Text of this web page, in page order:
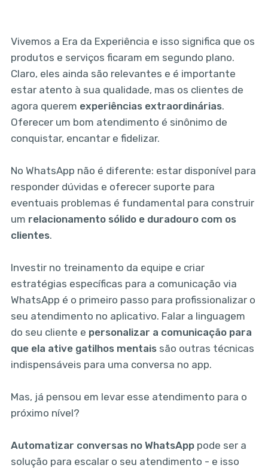
Vivemos a Era da Experiência e isso significa que os
produtos e serviços ficaram em segundo plano.
Claro, eles ainda são relevantes e é importante
estar atento à sua qualidade, mas os clientes de
agora querem experiências extraordinárias.
Oferecer um bom atendimento é sinônimo de
conquistar, encantar e fidelizar.
No WhatsApp não é diferente: estar disponível para
responder dúvidas e oferecer suporte para
eventuais problemas é fundamental para construir
um relacionamento sólido e duradouro com os
clientes.
Investir no treinamento da equipe e criar
estratégias específicas para a comunicação via
WhatsApp é o primeiro passo para profissionalizar o
seu atendimento no aplicativo. Falar a linguagem
do seu cliente e personalizar a comunicação para
que ela ative gatilhos mentaissão outras técnicas
indispensáveis para uma conversa no app.
Mas, já pensou em levar esse atendimento para o
próximo nível?
Automatizar conversas no WhatsApp pode ser a
solução para escalar o seu atendimento - e isso